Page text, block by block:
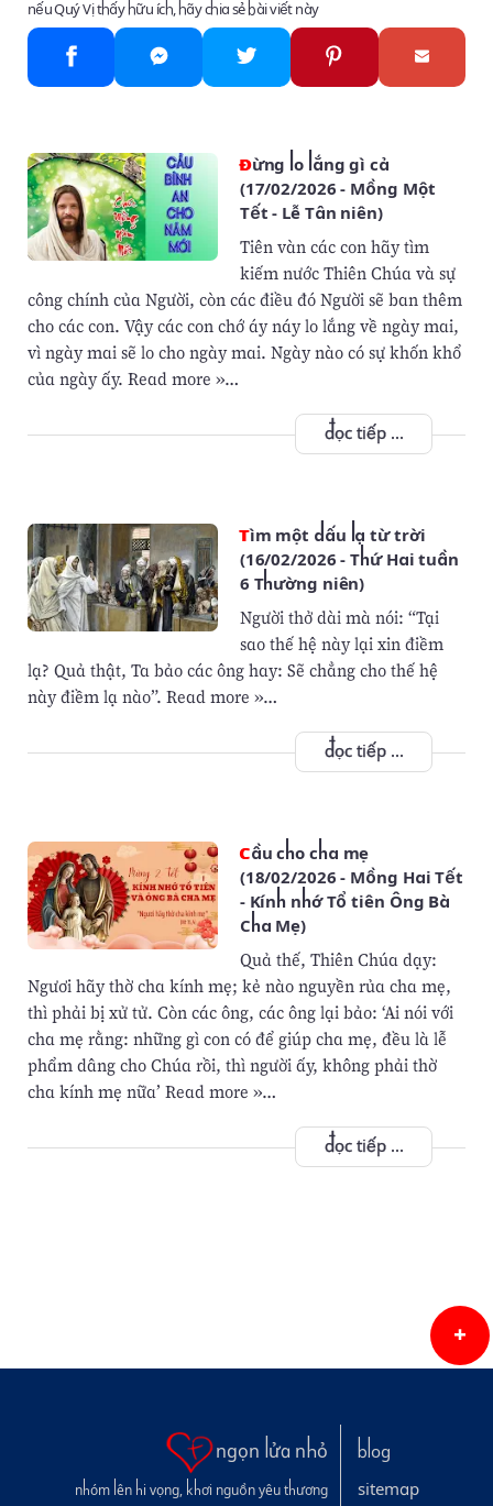
nếu Quý Vị thấy hữu ích, hãy chia sẻ bài viết này
Đừng lo lắng gì cả
(17/02/2026 - Mồng Một
Tết - Lễ Tân niên)
Tiên vàn các con hãy tìm
kiếm nước Thiên Chúa và sự
công chính của Người, còn các điều đó Người sẽ ban thêm
cho các con. Vậy các con chớ áy náy lo lắng về ngày mai,
vì ngày mai sẽ lo cho ngày mai. Ngày nào có sự khốn khổ
của ngày ấy. Read more »…
đọc tiếp ...
Tìm một dấu lạ từ trời
(16/02/2026 - Thứ Hai tuần
6 Thường niên)
Người thở dài mà nói: “Tại
sao thế hệ này lại xin điềm
lạ? Quả thật, Ta bảo các ông hay: Sẽ chẳng cho thế hệ
này điềm lạ nào”. Read more »…
đọc tiếp ...
Cầu cho cha mẹ
(18/02/2026 - Mồng Hai Tết
- Kính nhớ Tổ tiên Ông Bà
Cha Mẹ)
Quả thế, Thiên Chúa dạy:
Ngươi hãy thờ cha kính mẹ; kẻ nào nguyền rủa cha mẹ,
thì phải bị xử tử. Còn các ông, các ông lại bảo: ‘Ai nói với
cha mẹ rằng: những gì con có để giúp cha mẹ, đều là lễ
phẩm dâng cho Chúa rồi, thì người ấy, không phải thờ
cha kính mẹ nữa’ Read more »…
đọc tiếp ...
ngọn lửa nhỏ
nhóm lên hi vọng, khơi nguồn yêu thương
blog
sitemap